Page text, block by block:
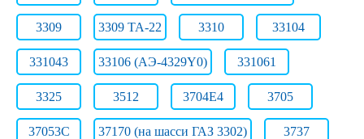
3309 3309 ТА-22 3310 33104
331043 33106 (АЭ-4329Y0) 331061
3325 3512 3704Е4 3705
37053С 37170 (на шасси ГАЗ 3302) 3737